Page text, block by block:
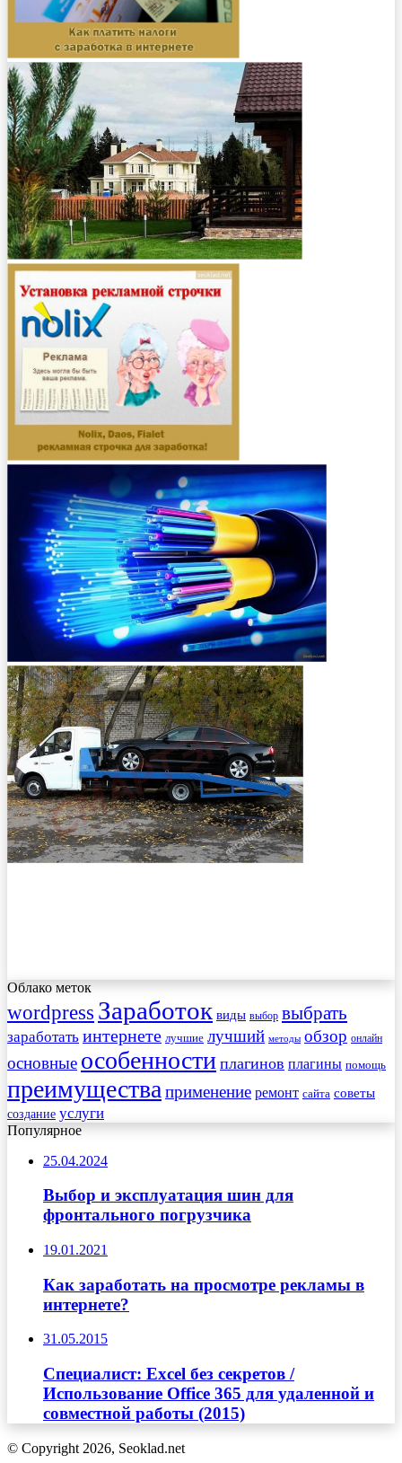
Облако меток
wordpress Заработок виды выбор выбрать
заработать интернете лучшие лучший методы обзор онлайн
основные особенности плагинов плагины помощь
преимущества применение ремонт сайта советы
создание услуги
Популярное
25.04.2024
Выбор и эксплуатация шин для
фронтального погрузчика
19.01.2021
Как заработать на просмотре рекламы в
интернете?
31.05.2015
Специалист: Excel без секретов /
Использование Office 365 для удаленной и
совместной работы (2015)
© Copyright 2026, Seoklad.net